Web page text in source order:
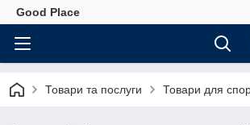
Good Place
Товари та послуги Товари для